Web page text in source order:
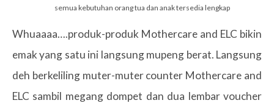
semua kebutuhan orang tua dan anak tersedia lengkap
Whuaaaa….produk-produk Mothercare and ELC bikin
emak yang satu ini langsung mupeng berat. Langsung
deh berkeliling muter-muter counter Mothercare and
ELC sambil megang dompet dan dua lembar voucher